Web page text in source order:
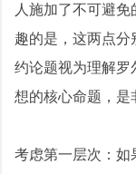
人施加了不可避
趣的是，这两点
约论题视为理解罗
想的核心命题，是
考虑第一层次：如